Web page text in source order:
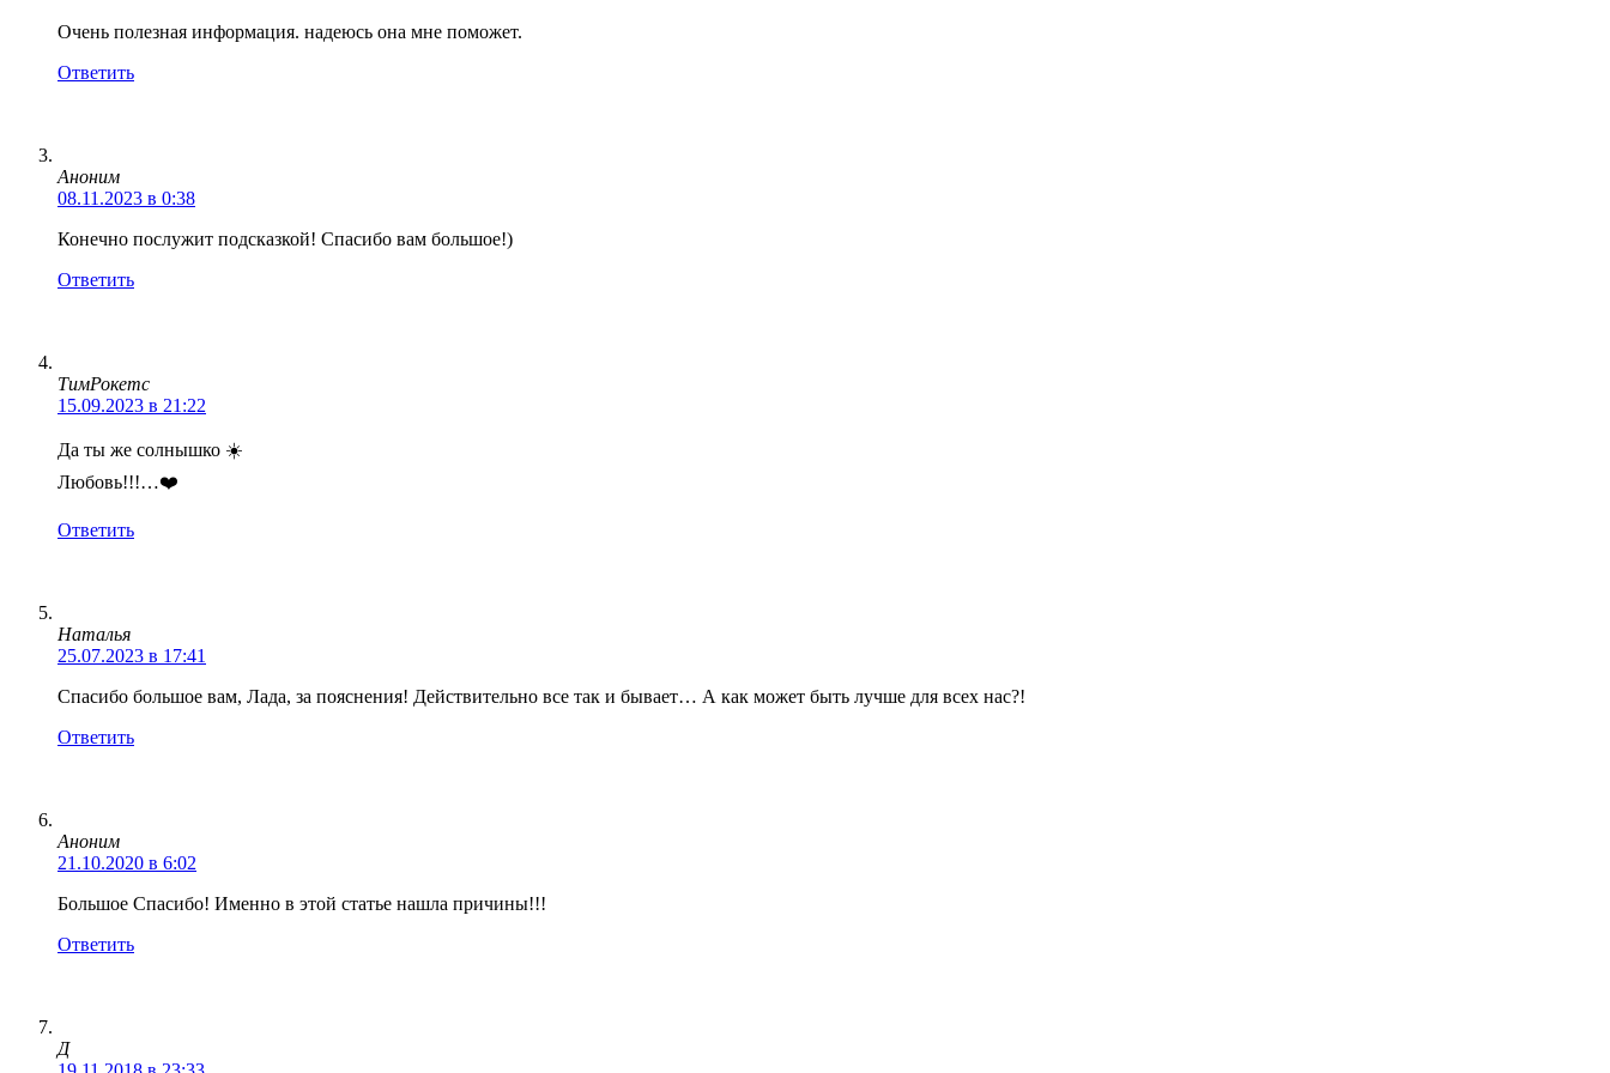
Очень полезная информация. надеюсь она мне поможет.
Ответить
Аноним
08.11.2023 в 0:38
Конечно послужит подсказкой! Спасибо вам большое!)
Ответить
ТимРокетс
15.09.2023 в 21:22
Да ты же солнышко ☀️
Любовь!!!…❤️
Ответить
Наталья
25.07.2023 в 17:41
Спасибо большое вам, Лада, за пояснения! Действительно все так и бывает… А как может быть лучше для всех нас?!
Ответить
Аноним
21.10.2020 в 6:02
Большое Спасибо! Именно в этой статье нашла причины!!!
Ответить
Д